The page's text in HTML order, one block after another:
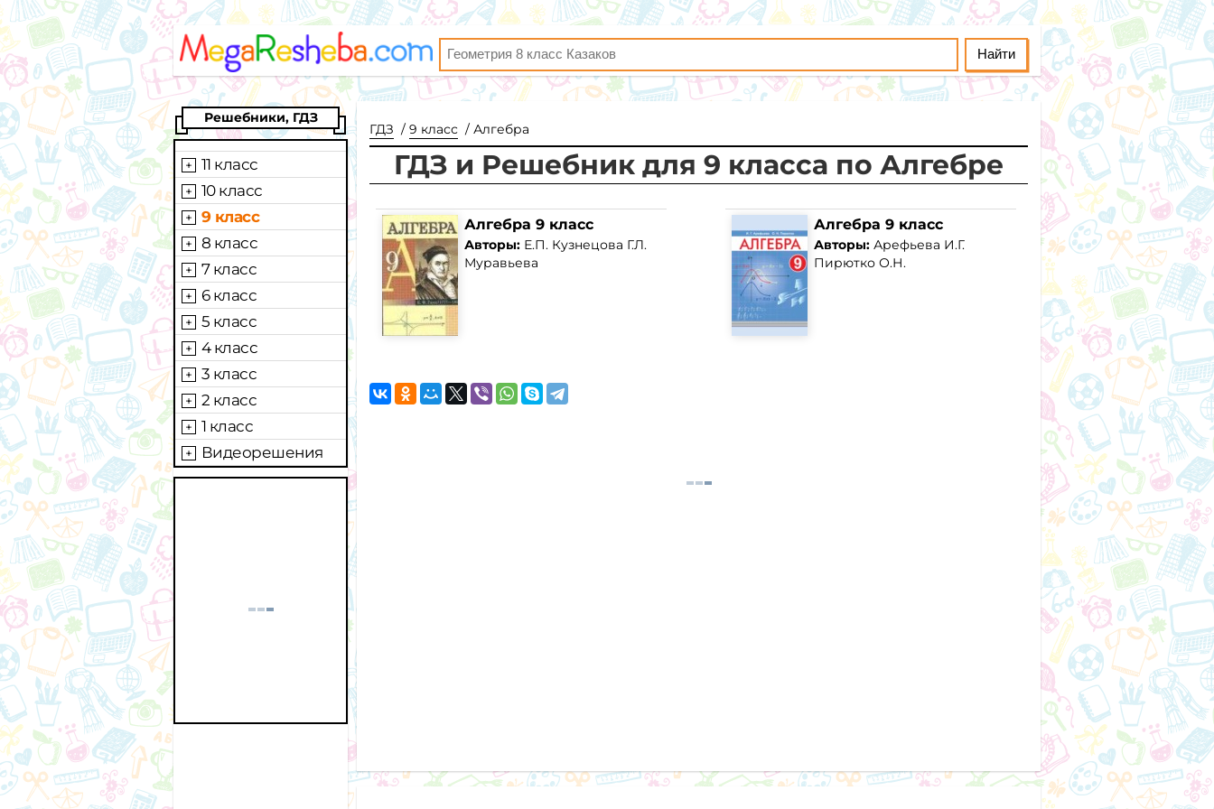
Решебники, ГДЗ
11 класс
10 класс
9 класс
8 класс
7 класс
6 класс
5 класс
4 класс
3 класс
2 класс
1 класс
Видеорешения
ГДЗ 9 класс Алгебра
ГДЗ и Решебник для 9 класса по Алгебре
Алгебра 9 класс
Авторы: Е.П. Кузнецова Г.Л.
Муравьева
Алгебра 9 класс
Авторы: Арефьева И.Г.
Пирютко О.Н.